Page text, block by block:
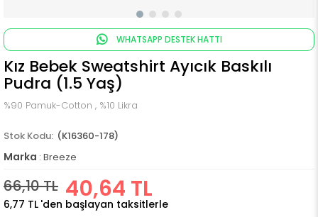
WHATSAPP DESTEK HATTI
Kız Bebek Sweatshirt Ayıcık Baskılı
Pudra (1.5 Yaş)
%90 Pamuk-Cotton , %10 Likra
(K16360-178)
Marka : Breeze
66,10 TL 40,64 TL
6,77 TL 'den başlayan taksitlerle